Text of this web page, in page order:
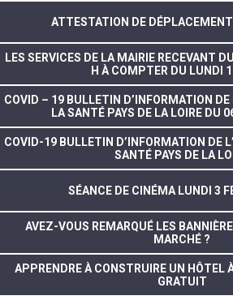
ATTESTATION DE
LES SERVICES DE LA MAIRIE RECEVANT
H À COMPTER DU LUNDI
COVID – 19 BULLETIN D’INFORMATION DE
LA SANTÉ PAYS DE LA LOIRE DU
COVID-19 BULLETIN D’INFORMATION DE
SANTÉ PAYS DE LA
SÉANCE DE CINÉMA LUNDI 3
AVEZ-VOUS REMARQUÉ LES
MARCHÉ ?
APPRENDRE À CONSTRUIRE UN HÔTEL
GRATUIT